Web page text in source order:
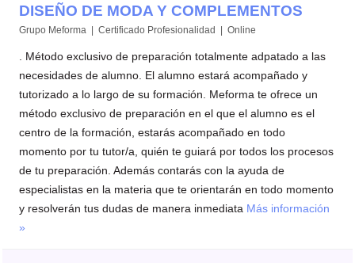
DISEÑO DE MODA Y COMPLEMENTOS
Grupo Meforma | Certificado Profesionalidad | Online
. Método exclusivo de preparación totalmente adpatado a las
necesidades de alumno. El alumno estará acompañado y
tutorizado a lo largo de su formación. Meforma te ofrece un
método exclusivo de preparación en el que el alumno es el
centro de la formación, estarás acompañado en todo
momento por tu tutor/a, quién te guiará por todos los procesos
de tu preparación. Además contarás con la ayuda de
especialistas en la materia que te orientarán en todo momento
y resolverán tus dudas de manera inmediata Más información
»